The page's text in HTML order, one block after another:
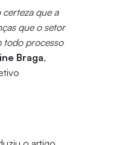
que a
que o setor
todo processo
Braga,